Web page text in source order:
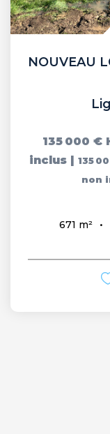
135 000 €
inclus | 135
non
671 m²